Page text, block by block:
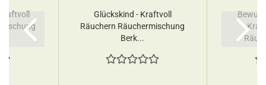
Glückskind - Kraftvoll
Räuchern Räuchermischung
Berk...